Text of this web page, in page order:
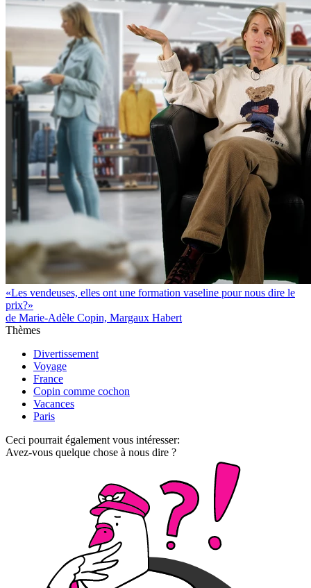
«Les vendeuses, elles ont une formation vaseline pour nous dire le
prix?»
de Marie-Adèle Copin, Margaux Habert
Thèmes
Divertissement
Voyage
France
Copin comme cochon
Vacances
Paris
Ceci pourrait également vous intéresser:
Avez-vous quelque chose à nous dire ?